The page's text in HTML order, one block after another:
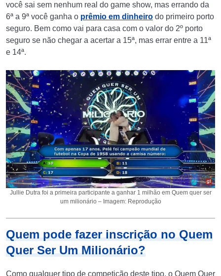
você sai sem nenhum real do game show, mas errando da
6ª a 9ª você ganha o prêmio em dinheiro do primeiro porto
seguro. Bem como vai para casa com o valor do 2º porto
seguro se não chegar a acertar a 15ª, mas errar entre a 11ª
e 14ª.
Jullie Dutra foi a primeira participante a ganhar 1 milhão em Quem quer ser
um milionário – Imagem: Reprodução
Quem pode fazer inscrição no Quem
Quer Ser Um Milionário?
Como qualquer tipo de competição deste tipo, o Quem Quer